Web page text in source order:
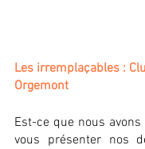
Les irremplaçables :
Orgemont
Est-ce que nous
vous présenter nos